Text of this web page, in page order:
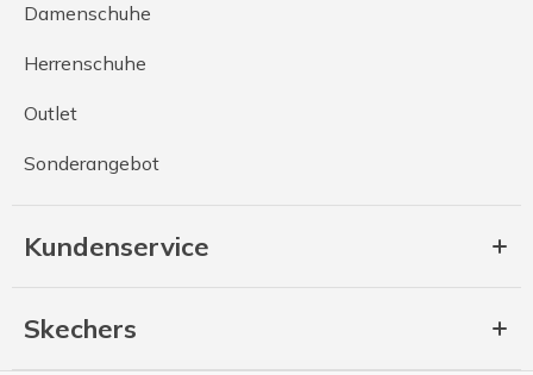
Damenschuhe
Herrenschuhe
Outlet
Sonderangebot
Kundenservice
Skechers